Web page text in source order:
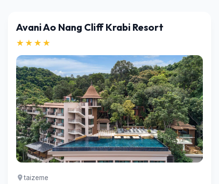
Avani Ao Nang Cliff Krabi Resort
★★★★
taizeme